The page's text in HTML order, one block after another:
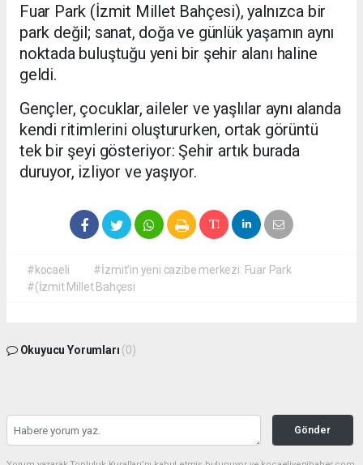
Fuar Park (İzmit Millet Bahçesi), yalnızca bir
park değil; sanat, doğa ve günlük yaşamın aynı
noktada buluştuğu yeni bir şehir alanı haline
geldi.
Gençler, çocuklar, aileler ve yaşlılar aynı alanda
kendi ritimlerini oluştururken, ortak görüntü
tek bir şeyi gösteriyor: Şehir artık burada
duruyor, izliyor ve yaşıyor.
#kocaeli
#İzmit’in yeni cazibe merkezi: Fuar Park
#(İzmit Millet Bahçesi
Okuyucu Yorumları (0)
Gönder